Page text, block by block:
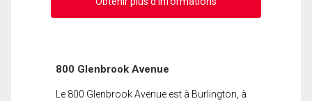
800 Glenbrook Avenue
Le 800 Glenbrook Avenue est à Burlington, à